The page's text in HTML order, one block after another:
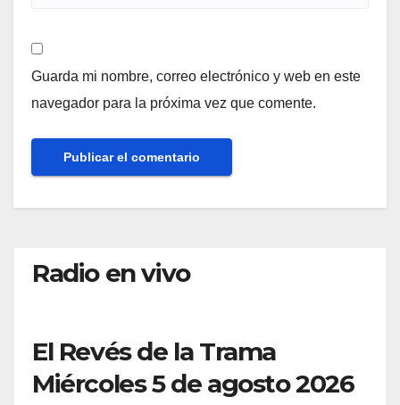
Guarda mi nombre, correo electrónico y web en este
navegador para la próxima vez que comente.
Radio en vivo
El Revés de la Trama
Miércoles 5 de agosto 2026